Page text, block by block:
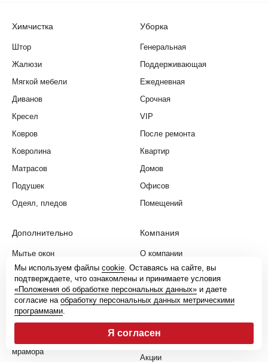
Химчистка
Штор
Жалюзи
Мягкой мебели
Диванов
Кресел
Ковров
Ковролина
Матрасов
Подушек
Одеял, пледов
Уборка
Генеральная
Поддерживающая
Ежедневная
Срочная
VIP
После ремонта
Квартир
Домов
Офисов
Помещений
Дополнительно
Мытье окон
Мойка фасадов
Мойка витрин
Удаление запахов
Инсектицидная обработка
мрамора
Компания
О компании
Цены
Наши работы
Отзывы
Услуги
Акции
Мы используем файлы cookie. Оставаясь на сайте, вы
подтверждаете, что ознакомлены и принимаете условия
«Положения об обработке персональных данных» и даете
согласие на обработку персональных данных метрическими
программами.
Я согласен